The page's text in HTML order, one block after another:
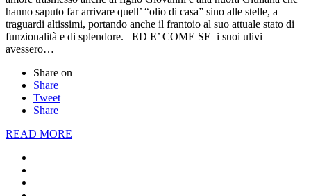
hanno saputo far arrivare quell’ “olio di casa” sino alle stelle, a
traguardi altissimi, portando anche il frantoio al suo attuale stato di
funzionalità e di splendore. ED E’ COME SE i suoi ulivi
avessero…
Share on
Share
Tweet
Share
READ MORE